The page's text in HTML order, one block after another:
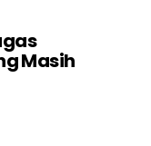
Masih